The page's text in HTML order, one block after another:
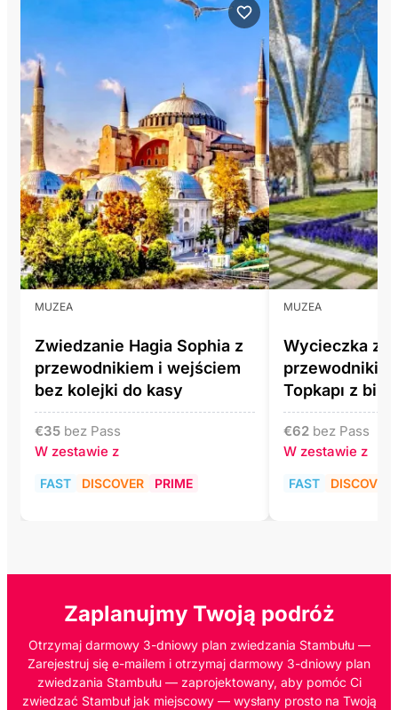
MUZEA
Zwiedzanie Hagia Sophia z
przewodnikiem i wejściem
bez kolejki do kasy
€35 bez Pass
W zestawie z
FAST DISCOVER PRIME
MUZEA
Wycieczka z
Topkapı z
€62 bez Pass
W zestawie z
FAST DISCOVER
Zaplanujmy Twoją podróż
Otrzymaj darmowy 3-dniowy plan zwiedzania Stambułu —
Zarejestruj się e-mailem i otrzymaj darmowy 3-dniowy plan
zwiedzania Stambułu — zaprojektowany, aby pomóc Ci
zwiedzać Stambuł jak miejscowy — wysłany prosto na Twoją